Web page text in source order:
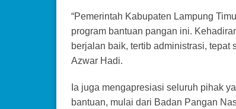
“Pemerintah Kabupaten Lampung
program bantuan pangan ini.
berjalan baik, tertib administrasi, tepat
Azwar Hadi.
Ia juga mengapresiasi seluruh pihak
bantuan, mulai dari Badan Pangan